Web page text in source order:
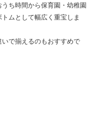
ち時間から保育園・幼稚園
ムとして幅広く重宝しま
で揃えるのもおすすめで